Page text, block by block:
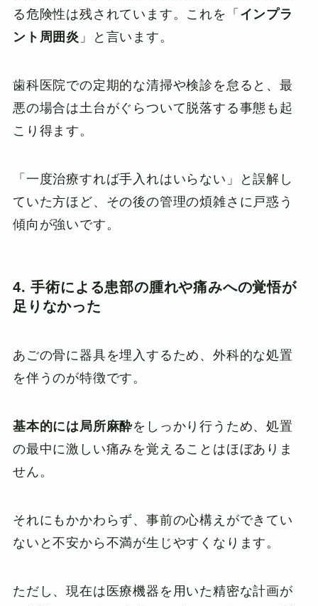
る危険性は残されています。これを「 インプラ
ント周囲炎 」と言います。
歯科医院での定期的な清掃や検診を怠ると、最
悪の場合は土台がぐらついて脱落する事態も起
こり得ます。
「一度治療すれば手入れはいらない」と誤解し
ていた方ほど、その後の管理の煩雑さに戸惑う
傾向が強いです。
4. 手術による患部の腫れや痛みへの覚悟が
足りなかった
あごの骨に器具を埋入するため、外科的な処置
を伴うのが特徴です。
基本的には局所麻酔をしっかり行うため、処置
の最中に激しい痛みを覚えることはほぼありま
せん。
それにもかかわらず、事前の心構えができてい
ないと不安から不満が生じやすくなります。
ただし、現在は医療機器を用いた精密な計画が